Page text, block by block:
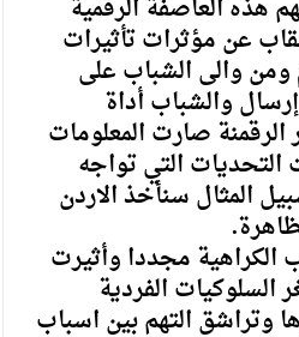
هذه العاصفة الرقمية
عن مؤثرات تأثيرات
ومن والى الشباب على
إرسال والشباب أداة
صارت المعلومات
التحديات التي تواجه
المثال سنأخذ الاردن
مجددا وأثيرت
السلوكيات الفردية
وتراشق التهم بين اسباب